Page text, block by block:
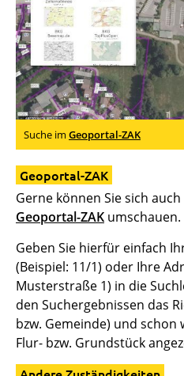
Suche im Geoportal-ZAK
Geoportal-ZAK
Gerne können Sie sich
Geoportal-ZAK umschauen.
Geben Sie hierfür einfach
(Beispiel: 11/1) oder Ihre
Musterstraße 1) in die
den Suchergebnissen das
bzw. Gemeinde) und
Flur- bzw. Grundstück